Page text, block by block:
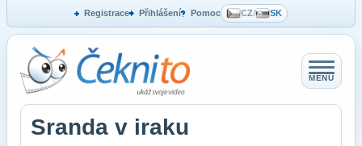
Registrace Přihlášení Pomoc CZ/ SK
MENU
Sranda v iraku